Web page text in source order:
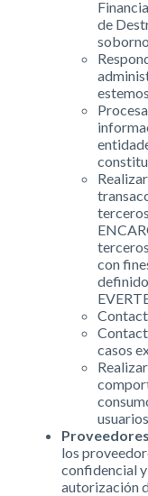
de
con
casos
los
confidencial
autorización